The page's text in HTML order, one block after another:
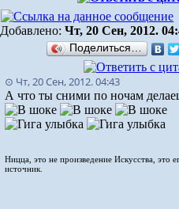
Добавлено: Чт, 20 Сен, 2012.
Поделиться…
⊙ Чт, 20 Сен, 2012. 04:43
А что ты сними по ночам
Ницца, это не произведение Искусства, это
источник.